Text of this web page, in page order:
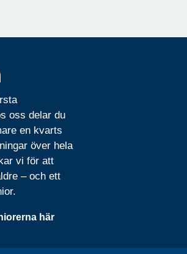
oss delar du
en kvarts
över hela
vi för att
– och ett
här